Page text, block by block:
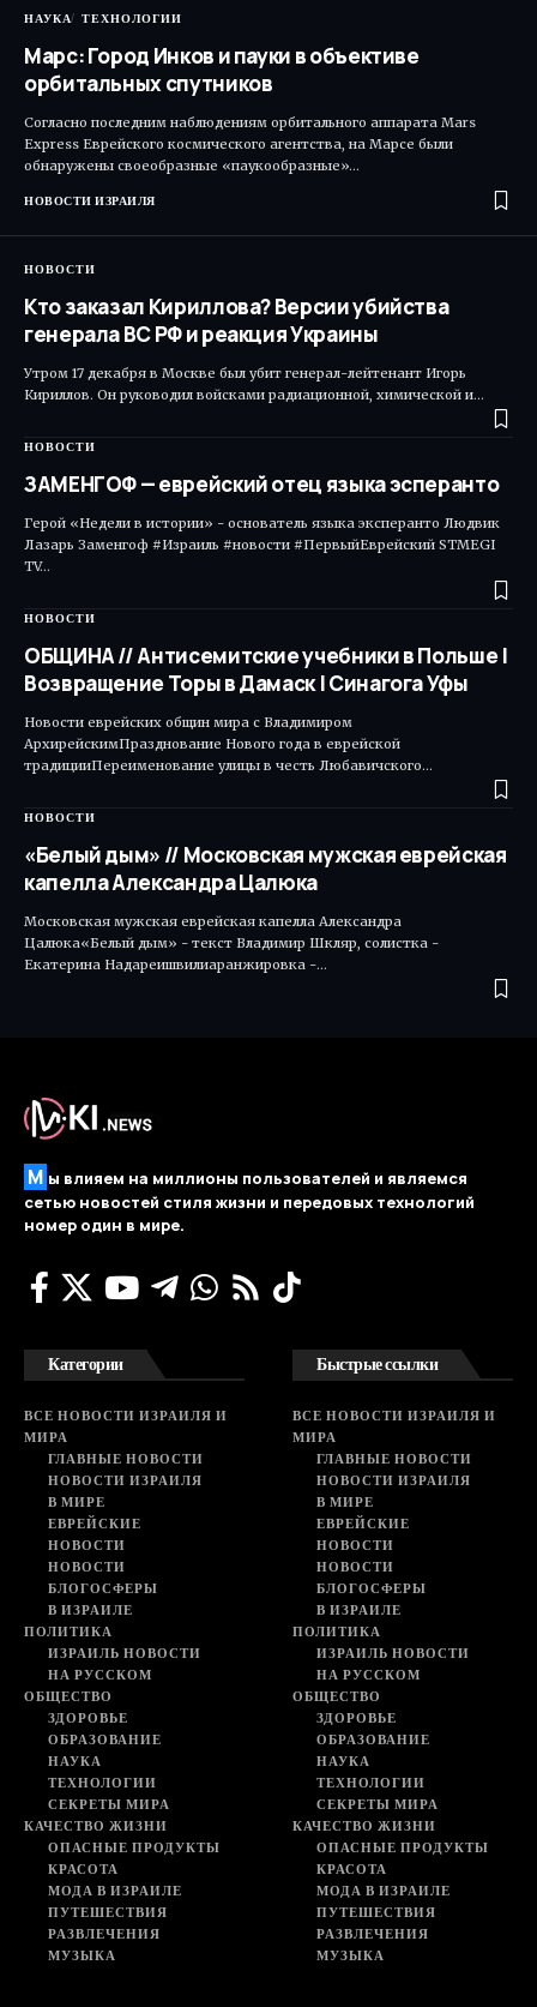
НАУКА ТЕХНОЛОГИИ
Марс: Город Инков и пауки в объективе
орбитальных спутников
Согласно последним наблюдениям орбитального аппарата Mars
Express Еврейского космического агентства, на Марсе были
обнаружены своеобразные «паукообразные»…
НОВОСТИ ИЗРАИЛЯ
НОВОСТИ
Кто заказал Кириллова? Версии убийства
генерала ВС РФ и реакция Украины
Утром 17 декабря в Москве был убит генерал-лейтенант Игорь
Кириллов. Он руководил войсками радиационной, химической и…
НОВОСТИ
ЗАМЕНГОФ — еврейский отец языка эсперанто
Герой «Недели в истории» - основатель языка эксперанто Людвик
Лазарь Заменгоф #Израиль #новости #ПервыйЕврейский STMEGI
TV…
НОВОСТИ
ОБЩИНА // Антисемитские учебники в Польше |
Возвращение Торы в Дамаск | Синагога Уфы
Новости еврейских общин мира с Владимиром
АрхирейскимПразднование Нового года в еврейской
традицииПереименование улицы в честь Любавичского…
НОВОСТИ
«Белый дым» // Московская мужская еврейская
капелла Александра Цалюка
Московская мужская еврейская капелла Александра
Цалюка«Белый дым» - текст Владимир Шкляр, солистка -
Екатерина Надареишвилиаранжировка -…
М ы влияем на миллионы пользователей и являемся
сетью новостей стиля жизни и передовых технологий
номер один в мире.
Категории
ВСЕ НОВОСТИ ИЗРАИЛЯ И
МИРА
ГЛАВНЫЕ НОВОСТИ
НОВОСТИ ИЗРАИЛЯ
В МИРЕ
ЕВРЕЙСКИЕ
НОВОСТИ
НОВОСТИ
БЛОГОСФЕРЫ
В ИЗРАИЛЕ
ПОЛИТИКА
ИЗРАИЛЬ НОВОСТИ
НА РУССКОМ
ОБЩЕСТВО
ЗДОРОВЬЕ
ОБРАЗОВАНИЕ
НАУКА
ТЕХНОЛОГИИ
СЕКРЕТЫ МИРА
КАЧЕСТВО ЖИЗНИ
ОПАСНЫЕ ПРОДУКТЫ
КРАСОТА
МОДА В ИЗРАИЛЕ
ПУТЕШЕСТВИЯ
РАЗВЛЕЧЕНИЯ
МУЗЫКА
Быстрые ссылки
ВСЕ НОВОСТИ ИЗРАИЛЯ И
МИРА
ГЛАВНЫЕ НОВОСТИ
НОВОСТИ ИЗРАИЛЯ
В МИРЕ
ЕВРЕЙСКИЕ
НОВОСТИ
НОВОСТИ
БЛОГОСФЕРЫ
В ИЗРАИЛЕ
ПОЛИТИКА
ИЗРАИЛЬ НОВОСТИ
НА РУССКОМ
ОБЩЕСТВО
ЗДОРОВЬЕ
ОБРАЗОВАНИЕ
НАУКА
ТЕХНОЛОГИИ
СЕКРЕТЫ МИРА
КАЧЕСТВО ЖИЗНИ
ОПАСНЫЕ ПРОДУКТЫ
КРАСОТА
МОДА В ИЗРАИЛЕ
ПУТЕШЕСТВИЯ
РАЗВЛЕЧЕНИЯ
МУЗЫКА